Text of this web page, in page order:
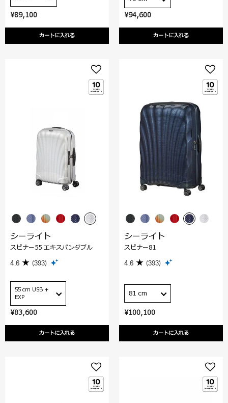
¥89,100
カートに入れる
¥94,600
カートに入れる
¥83,600
カートに入れる
シーライト
スピナー55 エキスパンダブル
4.6 (393)
55 cm USB +
EXP
¥100,100
カートに入れる
シーライト
スピナー81
4.6 (393)
81 cm